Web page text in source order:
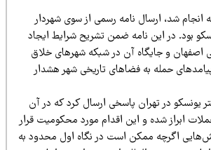
شد، ارسال نامه رسمی از سوی شهردار
در این نامه ضمن تشریح شرایط ایجاد
و جایگاه آن در شبکه شهرهای خلاق
حمله به فضاهای تاریخی شهر هشدار
در تهران پاسخی ارسال کرد که در آن
شده و این اقدام مورد محکومیت قرار
اگرچه ممکن است در نگاه اول محدود به